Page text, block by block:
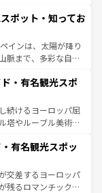
アマルフィ海岸の絶
合間には、本場の
理を堪能することも
すべての瞬間を楽し
ツ一覧を参照してほ
ポット・知ってお
インは、太陽が降り
脈まで、多彩な自然
ラメンコ、熱気あふ
活の一部となってい
気や、バルセロナの
代ローマ遺跡や中世
るスペインはその個
・有名観光スポ
続けるヨーロッパ屈
塔やルーブル美術館
な宮殿、歴史的な大
然が、訪れる者を心
の国としても知ら
遺産にも登録されて
有名観光スポッ
交差するヨーロッパ
残るロマンチック街